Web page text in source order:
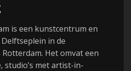
is een kunstcentrum en
in de
Het omvat een
studio’s met artist-in-